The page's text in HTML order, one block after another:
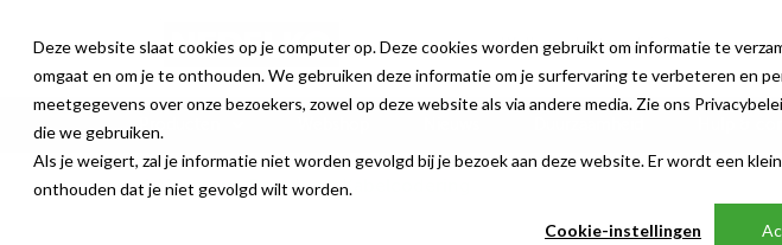
Deze website slaat cookies op je computer op. Deze cookies worden gebruikt om informatie te
omgaat en om je te onthouden. We gebruiken deze informatie om je surfervaring te verbeteren en
meetgegevens over onze bezoekers, zowel op deze website als via andere media. Zie ons
die we gebruiken.
Als je weigert, zal je informatie niet worden gevolgd bij je bezoek aan deze website. Er wordt een
onthouden dat je niet gevolgd wilt worden.
Cookie-instellingen
Algemene Draad- en Kabelcodering